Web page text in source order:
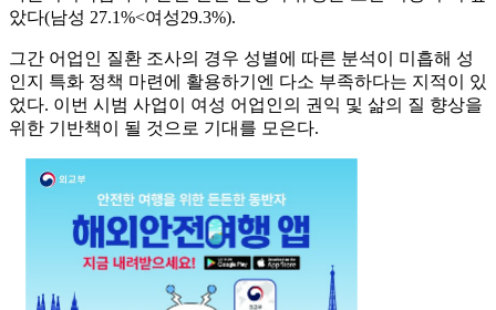
았다(남성 27.1%<여성29.3%).
그간 어업인 질환 조사의 경우 성별에 따른 분석이 미흡해 성
인지 특화 정책 마련에 활용하기엔 다소 부족하다는 지적이 있
었다. 이번 시범 사업이 여성 어업인의 권익 및 삶의 질 향상을
위한 기반책이 될 것으로 기대를 모은다.